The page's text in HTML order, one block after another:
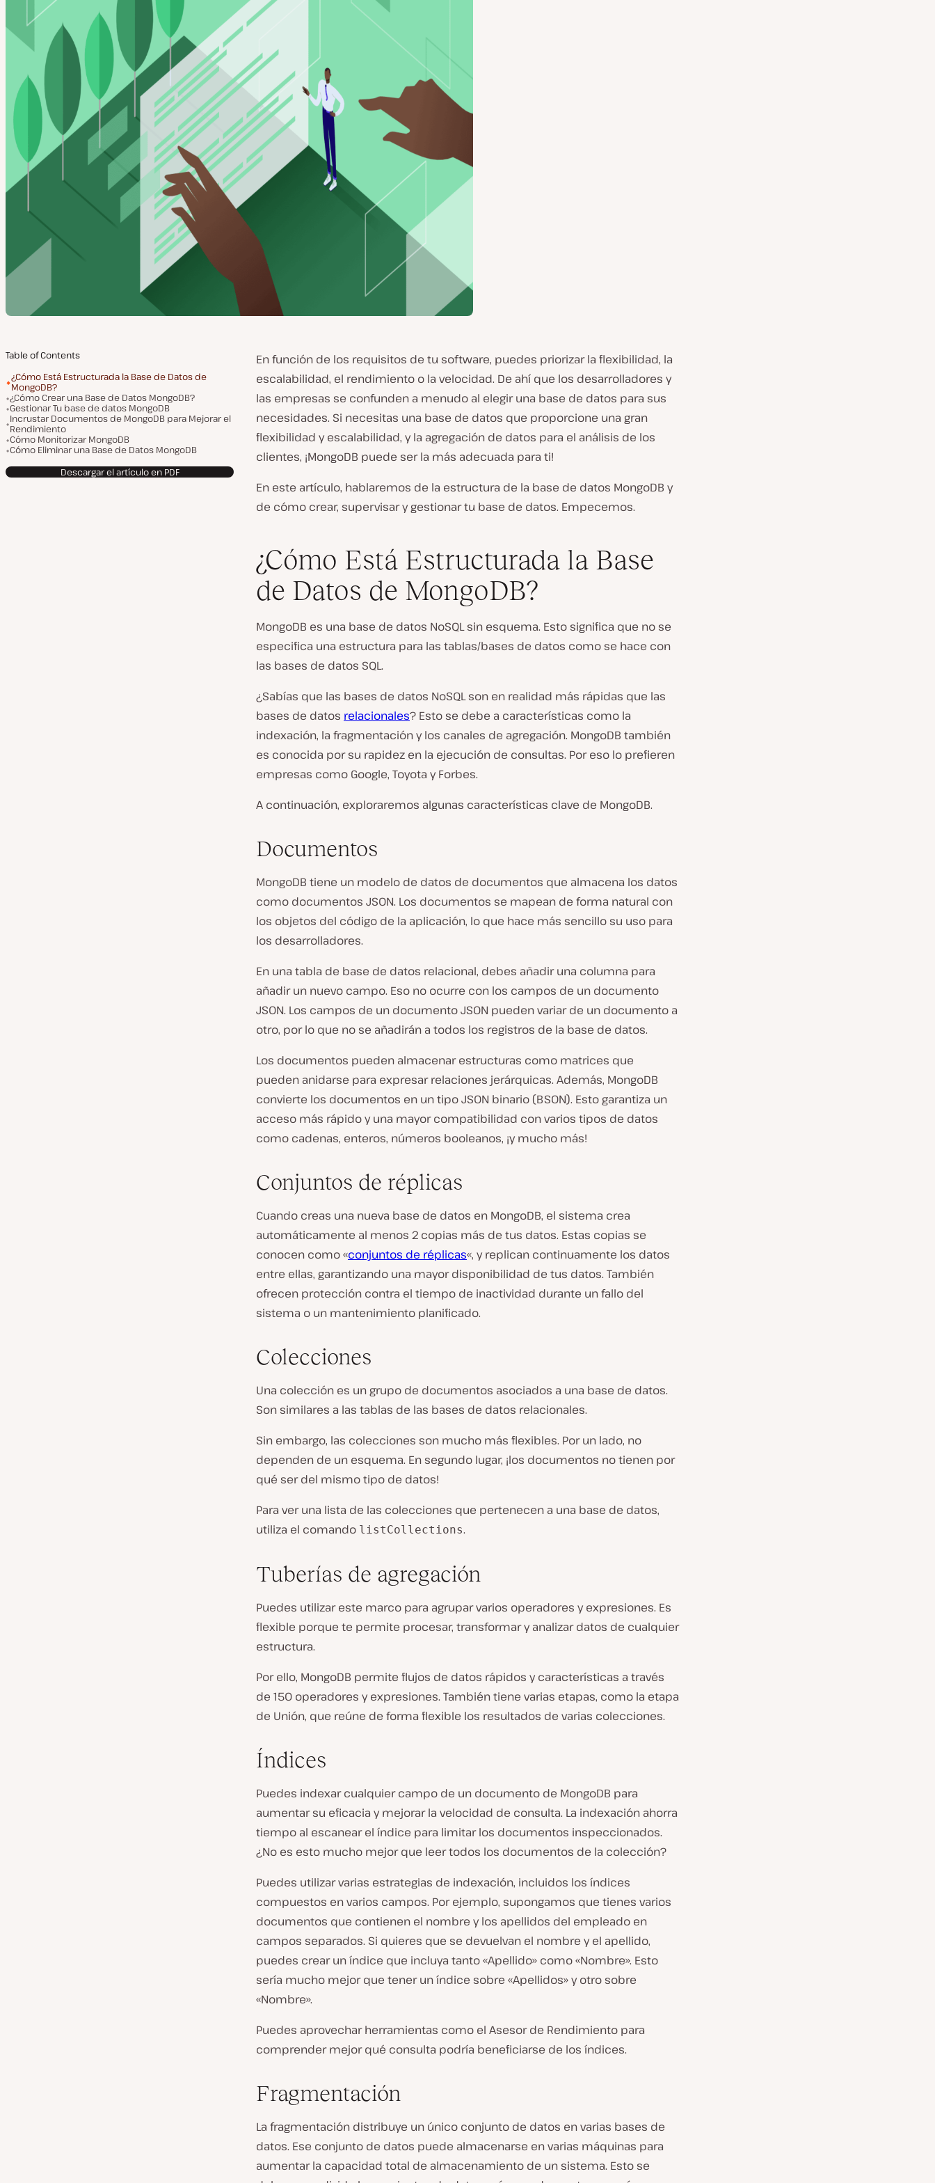
Table of Contents
¿Cómo Está Estructurada la Base de Datos de
MongoDB?
¿Cómo Crear una Base de Datos MongoDB?
Gestionar Tu base de datos MongoDB
Incrustar Documentos de MongoDB para Mejorar el
Rendimiento
Cómo Monitorizar MongoDB
Cómo Eliminar una Base de Datos MongoDB
Descargar el artículo en PDF
En función de los requisitos de tu software, puedes priorizar la flexibilidad, la
escalabilidad, el rendimiento o la velocidad. De ahí que los desarrolladores y
las empresas se confunden a menudo al elegir una base de datos para sus
necesidades. Si necesitas una base de datos que proporcione una gran
flexibilidad y escalabilidad, y la agregación de datos para el análisis de los
clientes, ¡MongoDB puede ser la más adecuada para ti!
En este artículo, hablaremos de la estructura de la base de datos MongoDB y
de cómo crear, supervisar y gestionar tu base de datos. Empecemos.
¿Cómo Está Estructurada la Base
de Datos de MongoDB?
MongoDB es una base de datos NoSQL sin esquema. Esto significa que no se
especifica una estructura para las tablas/bases de datos como se hace con
las bases de datos SQL.
¿Sabías que las bases de datos NoSQL son en realidad más rápidas que las
bases de datos relacionales? Esto se debe a características como la
indexación, la fragmentación y los canales de agregación. MongoDB también
es conocida por su rapidez en la ejecución de consultas. Por eso lo prefieren
empresas como Google, Toyota y Forbes.
A continuación, exploraremos algunas características clave de MongoDB.
Documentos
MongoDB tiene un modelo de datos de documentos que almacena los datos
como documentos JSON. Los documentos se mapean de forma natural con
los objetos del código de la aplicación, lo que hace más sencillo su uso para
los desarrolladores.
En una tabla de base de datos relacional, debes añadir una columna para
añadir un nuevo campo. Eso no ocurre con los campos de un documento
JSON. Los campos de un documento JSON pueden variar de un documento a
otro, por lo que no se añadirán a todos los registros de la base de datos.
Los documentos pueden almacenar estructuras como matrices que
pueden anidarse para expresar relaciones jerárquicas. Además, MongoDB
convierte los documentos en un tipo JSON binario (BSON). Esto garantiza un
acceso más rápido y una mayor compatibilidad con varios tipos de datos
como cadenas, enteros, números booleanos, ¡y mucho más!
Conjuntos de réplicas
Cuando creas una nueva base de datos en MongoDB, el sistema crea
automáticamente al menos 2 copias más de tus datos. Estas copias se
conocen como «conjuntos de réplicas«, y replican continuamente los datos
entre ellas, garantizando una mayor disponibilidad de tus datos. También
ofrecen protección contra el tiempo de inactividad durante un fallo del
sistema o un mantenimiento planificado.
Colecciones
Una colección es un grupo de documentos asociados a una base de datos.
Son similares a las tablas de las bases de datos relacionales.
Sin embargo, las colecciones son mucho más flexibles. Por un lado, no
dependen de un esquema. En segundo lugar, ¡los documentos no tienen por
qué ser del mismo tipo de datos!
Para ver una lista de las colecciones que pertenecen a una base de datos,
utiliza el comando listCollections.
Tuberías de agregación
Puedes utilizar este marco para agrupar varios operadores y expresiones. Es
flexible porque te permite procesar, transformar y analizar datos de cualquier
estructura.
Por ello, MongoDB permite flujos de datos rápidos y características a través
de 150 operadores y expresiones. También tiene varias etapas, como la etapa
de Unión, que reúne de forma flexible los resultados de varias colecciones.
Índices
Puedes indexar cualquier campo de un documento de MongoDB para
aumentar su eficacia y mejorar la velocidad de consulta. La indexación ahorra
tiempo al escanear el índice para limitar los documentos inspeccionados.
¿No es esto mucho mejor que leer todos los documentos de la colección?
Puedes utilizar varias estrategias de indexación, incluidos los índices
compuestos en varios campos. Por ejemplo, supongamos que tienes varios
documentos que contienen el nombre y los apellidos del empleado en
campos separados. Si quieres que se devuelvan el nombre y el apellido,
puedes crear un índice que incluya tanto «Apellido» como «Nombre». Esto
sería mucho mejor que tener un índice sobre «Apellidos» y otro sobre
«Nombre».
Puedes aprovechar herramientas como el Asesor de Rendimiento para
comprender mejor qué consulta podría beneficiarse de los índices.
Fragmentación
La fragmentación distribuye un único conjunto de datos en varias bases de
datos. Ese conjunto de datos puede almacenarse en varias máquinas para
aumentar la capacidad total de almacenamiento de un sistema. Esto se